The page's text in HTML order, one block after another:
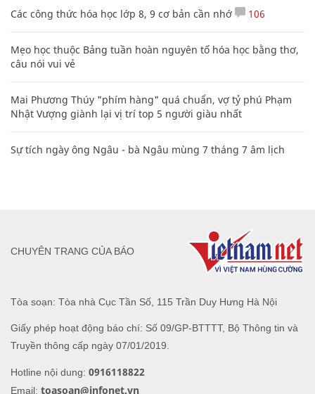
Các công thức hóa học lớp 8, 9 cơ bản cần nhớ 106
Mẹo học thuộc Bảng tuần hoàn nguyên tố hóa học bằng thơ,
câu nói vui vẻ
Mai Phương Thúy "phím hàng" quá chuẩn, vợ tỷ phú Phạm
Nhật Vượng giành lại vị trí top 5 người giàu nhất
Sự tích ngày ông Ngâu - bà Ngâu mùng 7 tháng 7 âm lịch
Tòa soạn: Tòa nhà Cục Tần Số, 115 Trần Duy Hưng Hà Nội
Giấy phép hoạt động báo chí: Số 09/GP-BTTTT, Bộ Thông tin và
Truyền thông cấp ngày 07/01/2019.
Hotline nội dung: 0916118822
Email: toasoan@infonet.vn
CHUYÊN TRANG CỦA BÁO